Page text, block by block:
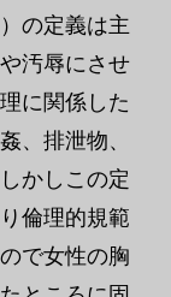
の定義は主
汚辱にさせ
に関係した
、排泄物、
かしこの定
倫理的規範
で女性の胸